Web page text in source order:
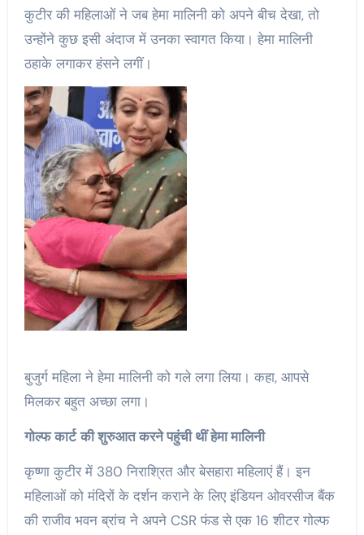
कुटीर की महिलाओं ने जब हेमा मालिनी को अपने बीच देखा, तो
उन्होंने कुछ इसी अंदाज में उनका स्वागत किया। हेमा मालिनी
ठहाके लगाकर हंसने लगीं।
बुजुर्ग महिला ने हेमा मालिनी को गले लगा लिया। कहा, आपसे
मिलकर बहुत अच्छा लगा।
गोल्फ कार्ट की शुरुआत करने पहुंची थीं हेमा मालिनी
कृष्णा कुटीर में 380 निराश्रित और बेसहारा महिलाएं हैं। इन
महिलाओं को मंदिरों के दर्शन कराने के लिए इंडियन ओवरसीज बैंक
की राजीव भवन ब्रांच ने अपने CSR फंड से एक 16 शीटर गोल्फ